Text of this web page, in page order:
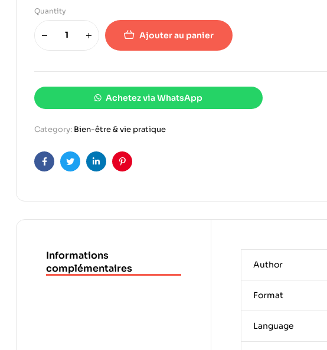
Quantity
Ajouter au panier
Achetez via WhatsApp
Category: Bien-être & vie pratique
FacebookTwitterLinkedinPinterest
Informations
complémentaires
Author
Format
Language